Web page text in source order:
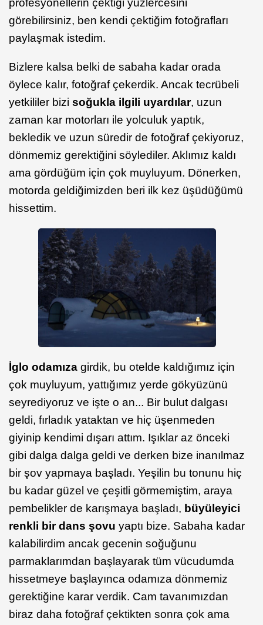
profesyonellerin çektiği yüzlercesini
görebilirsiniz, ben kendi çektiğim fotoğrafları
paylaşmak istedim.
Bizlere kalsa belki de sabaha kadar orada
öylece kalır, fotoğraf çekerdik. Ancak tecrübeli
yetkililer bizi soğukla ilgili uyardılar, uzun
zaman kar motorları ile yolculuk yaptık,
bekledik ve uzun süredir de fotoğraf çekiyoruz,
dönmemiz gerektiğini söylediler. Aklımız kaldı
ama gördüğüm için çok muyluyum. Dönerken,
motorda geldiğimizden beri ilk kez üşüdüğümü
hissettim.
İglo odamıza girdik, bu otelde kaldığımız için
çok muyluyum, yattığımız yerde gökyüzünü
seyrediyoruz ve işte o an... Bir bulut dalgası
geldi, fırladık yataktan ve hiç üşenmeden
giyinip kendimi dışarı attım. Işıklar az önceki
gibi dalga dalga geldi ve derken bize inanılmaz
bir şov yapmaya başladı. Yeşilin bu tonunu hiç
bu kadar güzel ve çeşitli görmemiştim, araya
pembelikler de karışmaya başladı, büyüleyici
renkli bir dans şovu yaptı bize. Sabaha kadar
kalabilirdim ancak gecenin soğuğunu
parmaklarımdan başlayarak tüm vücudumda
hissetmeye başlayınca odamıza dönmemiz
gerektiğine karar verdik. Cam tavanımızdan
biraz daha fotoğraf çektikten sonra çok ama